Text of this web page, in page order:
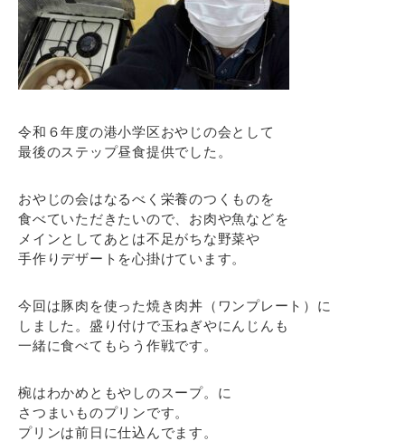
令和６年度の港小学区おやじの会として
最後のステップ昼食提供でした。
おやじの会はなるべく栄養のつくものを
食べていただきたいので、お肉や魚などを
メインとしてあとは不足がちな野菜や
手作りデザートを心掛けています。
今回は豚肉を使った焼き肉丼（ワンプレート）に
しました。盛り付けで玉ねぎやにんじんも
一緒に食べてもらう作戦です。
椀はわかめともやしのスープ。に
さつまいものプリンです。
プリンは前日に仕込んでます。